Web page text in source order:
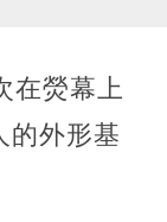
在熒幕上
的外形基